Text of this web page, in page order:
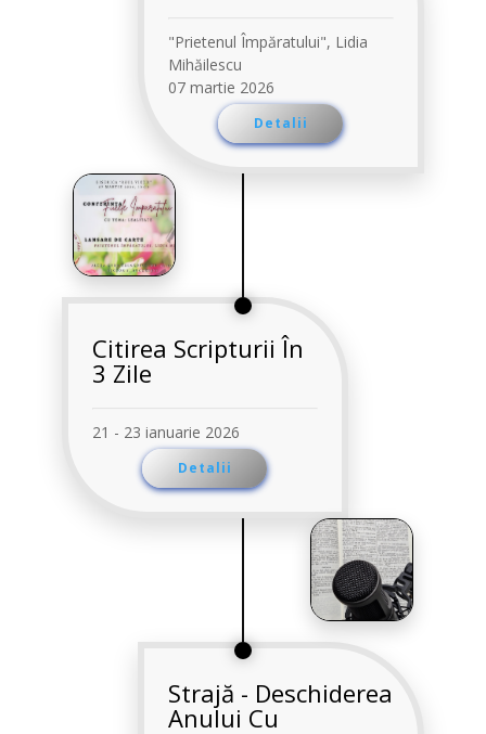
"Prietenul Împăratului", Lidia
Mihăilescu
07 martie 2026
Detalii
Citirea Scripturii În
3 Zile
21 - 23 ianuarie 2026
Detalii
Strajă - Deschiderea
Anului Cu